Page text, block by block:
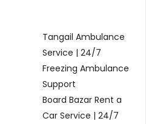
Tangail Ambulance
Service | 24/7
Freezing Ambulance
Support
Board Bazar Rent a
Car Service | 24/7